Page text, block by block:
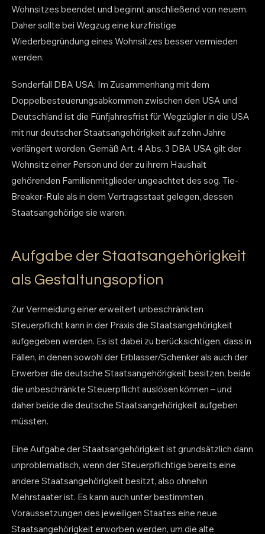
Wohnsitzes beendet und beginnt anschließend von neuem.
Daher sollte bei Wegzug eine kurzfristige
Wiederbegründung eines Wohnsitzes besser vermieden
werden.
Sonderfall DBA USA: Im Zusammenhang mit dem
Doppelbesteuerungsabkommen zwischen den USA und
Deutschland ist die Fünfjahresfrist für Wegzügler in die USA
mit nur deutscher Staatsangehörigkeit auf zehn Jahre
verlängert worden. Gemäß Art. 4 Abs. 3 DBA USA gilt der
Wohnsitz einer Person und der zu ihrem Haushalt
gehörenden Familienmitglieder ungeachtet des sog. Tie-
Breaker-Rule als in dem Vertragsstaat gelegen, dessen
Staatsangehörige sie waren.
Aufgabe der Staatsangehörigkeit
als Gestaltungsoption
Zur Vermeidung einer erweitert unbeschränkten
Steuerpflicht kann in der Praxis die Staatsangehörigkeit
aufgegeben werden. Es ist dabei zu berücksichtigen, dass in
Fällen, in denen sowohl der Erblasser/Schenker als auch der
Erwerber die deutsche Staatsangehörigkeit besitzen, beide
die unbeschränkte Steuerpflicht auslösen können – und
daher beide die deutsche Staatsangehörigkeit aufgeben
müssten.
Eine Aufgabe der Staatsangehörigkeit ist grundsätzlich dann
unproblematisch, wenn der Steuerpflichtige bereits eine
andere Staatsangehörigkeit besitzt, also ohnehin
Mehrstaater ist. Es kann auch unter bestimmten
Voraussetzungen des jeweiligen Staates eine neue
Staatsangehörigkeit erworben werden, um die alte